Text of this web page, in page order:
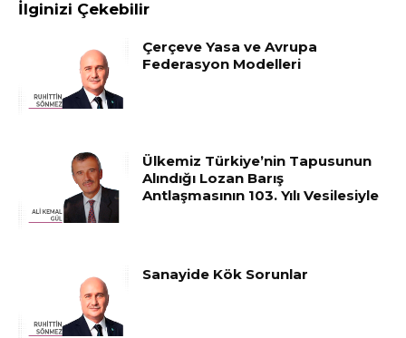
İlginizi Çekebilir
Çerçeve Yasa ve Avrupa
Federasyon Modelleri
Ülkemiz Türkiye’nin Tapusunun
Alındığı Lozan Barış
Antlaşmasının 103. Yılı Vesilesiyle
Sanayide Kök Sorunlar